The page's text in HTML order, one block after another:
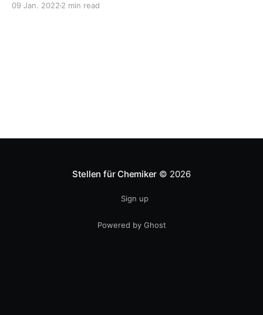
09 Jan. 2022 2 min read
Stellen für Chemiker © 2026
Sign up
Powered by Ghost